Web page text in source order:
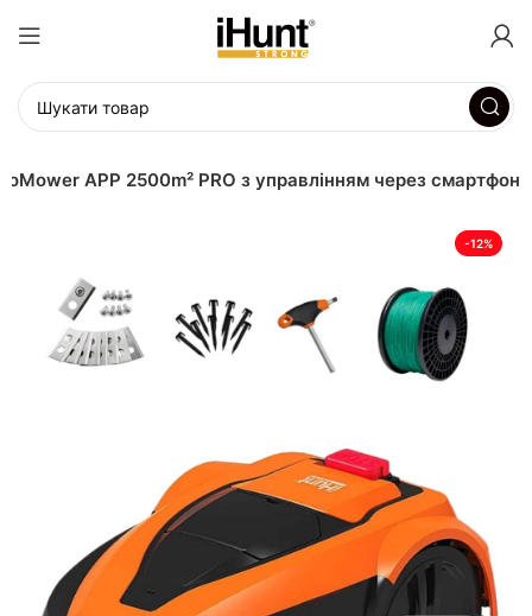
APP 2500m² PRO з управлінням через смартфон
-12%